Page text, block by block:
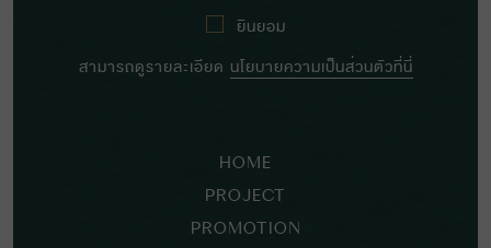
ยินยอม
สามารถดูรายละเอียด นโยบายความเป็นส่วนตัวที่นี่
HOME
PROJECT
PROMOTION